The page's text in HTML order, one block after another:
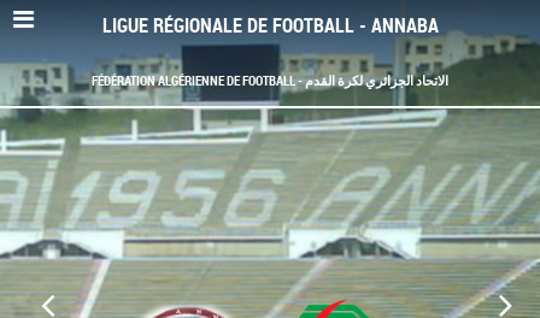
LIGUE RÉGIONALE DE FOOTBALL - ANNABA
FÉDÉRATION ALGÉRIENNE DE FOOTBALL - الاتحاد الجزائري لكرة القدم